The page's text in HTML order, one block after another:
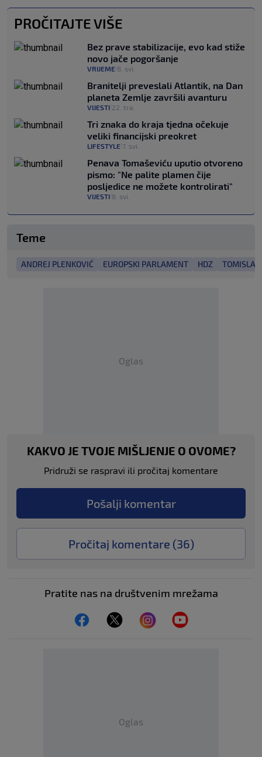
PROČITAJTE VIŠE
Bez prave stabilizacije, evo kad stiže
novo jače pogoršanje
VRIJEME 8. svi.
Branitelji preveslali Atlantik, na Dan
planeta Zemlje završili avanturu
VIJESTI 22. tra.
Tri znaka do kraja tjedna očekuje
veliki financijski preokret
LIFESTYLE 7. svi.
Penava Tomaševiću uputio otvoreno
pismo: "Ne palite plamen čije
posljedice ne možete kontrolirati"
VIJESTI 8. svi.
Teme
ANDREJ PLENKOVIĆ EUROPSKI PARLAMENT HDZ TOMISLAV
Oglas
KAKVO JE TVOJE MIŠLJENJE O OVOME?
Pridruži se raspravi ili pročitaj komentare
Pošalji komentar
Pročitaj komentare (36)
Pratite nas na društvenim mrežama
Oglas